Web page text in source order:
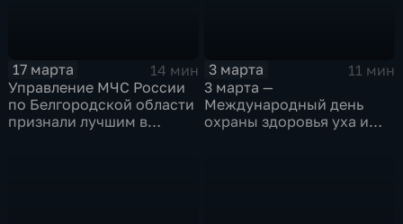
17 марта
14 мин
Управление МЧС России
по Белгородской области
признали лучшим в
3 марта
11 мин
3 марта —
Международный день
охраны здоровья уха и